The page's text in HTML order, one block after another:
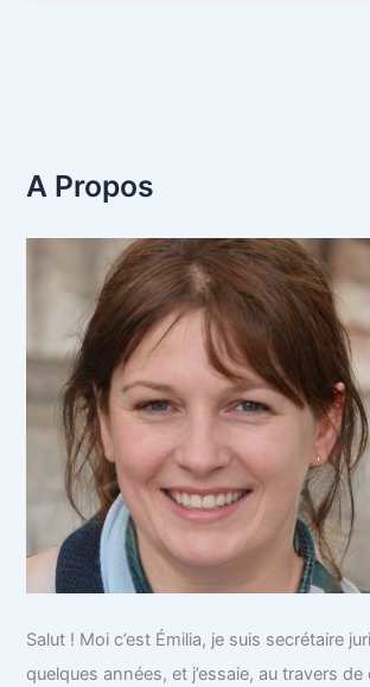
A Propos
Salut ! Moi c’est Émilia, je suis secrétaire
quelques années, et j’essaie, au travers de